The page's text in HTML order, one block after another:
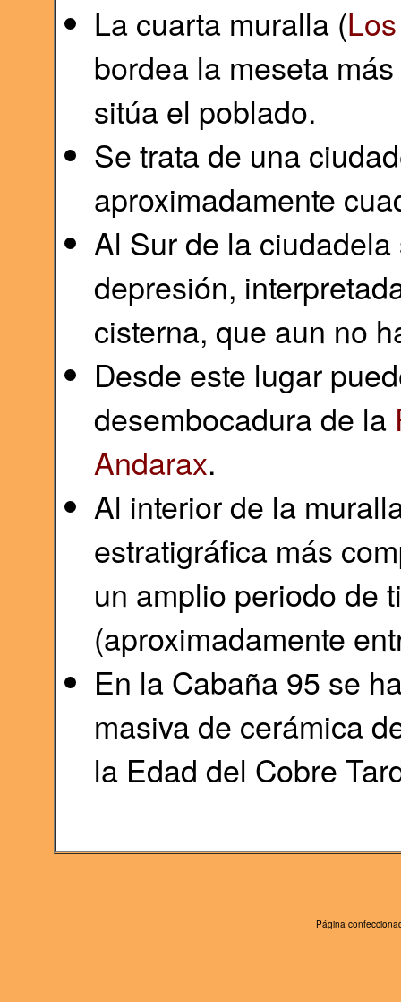
La cuarta muralla (
bordea la meseta
sitúa el poblado.
Se trata de una
aproximadamente
Al Sur de la
depresión,
cisterna, que aun no
Desde este lugar
desembocadura de la
Andarax.
Al interior de la
estratigráfica más
un amplio periodo de
(aproximadamente
En la Cabaña 95 se
masiva de cerámica
la Edad del Cobre
Página